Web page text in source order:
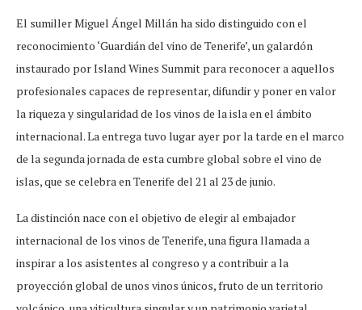
El sumiller Miguel Ángel Millán ha sido distinguido con el
reconocimiento ‘Guardián del vino de Tenerife’, un galardón
instaurado por Island Wines Summit para reconocer a aquellos
profesionales capaces de representar, difundir y poner en valor
la riqueza y singularidad de los vinos de la isla en el ámbito
internacional. La entrega tuvo lugar ayer por la tarde en el marco
de la segunda jornada de esta cumbre global sobre el vino de
islas, que se celebra en Tenerife del 21 al 23 de junio.
La distinción nace con el objetivo de elegir al embajador
internacional de los vinos de Tenerife, una figura llamada a
inspirar a los asistentes al congreso y a contribuir a la
proyección global de unos vinos únicos, fruto de un territorio